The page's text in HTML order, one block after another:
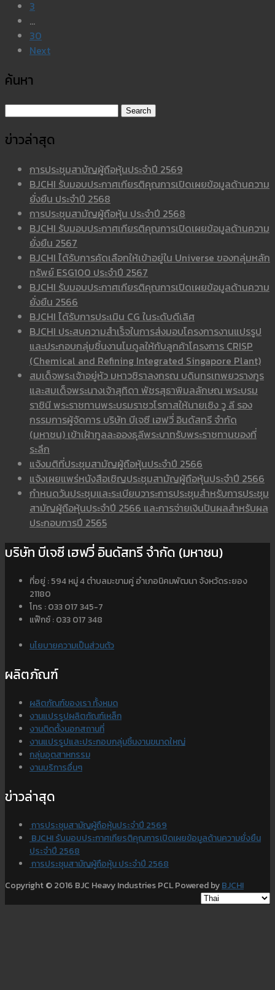
3
…
30
Next
ค้นหา
Search for:
ข่าวล่าสุด
การประชุมสามัญผู้ถือหุ้นประจำปี 2569
BJCHI รับมอบประกาศเกียรติคุณการเปิดเผยข้อมูลด้านความ
ยั่งยืน ประจำปี 2568
การประชุมสามัญผู้ถือหุ้น ประจำปี 2568
BJCHI รับมอบประกาศเกียรติคุณการเปิดเผยข้อมูลด้านความ
ยั่งยืน 2567
BJCHI ได้รับการคัดเลือกให้เข้าอยู่ใน Universe ของกลุ่มหลัก
ทรัพย์ ESG100 ประจำปี 2567
BJCHI รับมอบประกาศเกียรติคุณการเปิดเผยข้อมูลด้านความ
ยั่งยืน 2566
BJCHI ได้รับการประเมิน CG ในระดับดีเลิศ
BJCHI ประสบความสำเร็จในการส่งมอบโครงการงานแปรรูป
และประกอบกลุ่มชิ้นงานโมดูลให้กับลูกค้าโครงการ CRISP
(Chemical and Refining Integrated Singapore Plant)
สมเด็จพระเจ้าอยู่หัว มหาวชิราลงกรณ บดินทรเทพยวรางกูร
และสมเด็จพระนางเจ้าสุทิดา พัชรสุธาพิมลลักษณ พระบรม
ราชินี พระราชทานพระบรมราชวโรกาสให้นายเซิง วู ลี รอง
กรรมการผู้จัดการ บริษัท บีเจซี เฮฟวี่ อินดัสทรี จำกัด
(มหาชน) เข้าเฝ้าทูลละอองธุลีพระบาทรับพระราชทานของที่
ระลึก
แจ้งมติที่ประชุมสามัญผู้ถือหุ้นประจำปี 2566
แจ้งเผยแพร่หนังสือเชิญประชุมสามัญผู้ถือหุ้นประจำปี 2566
กำหนดวันประชุมและระเบียบวาระการประชุมสำหรับการประชุม
สามัญผู้ถือหุ้นประจำปี 2566 และการจ่ายเงินปันผลสำหรับผล
ประกอบการปี 2565
บริษัท บีเจซี เฮฟวี่ อินดัสทรี จำกัด (มหาชน)
ที่อยู่ : 594 หมู่ 4 ตำบลมะขามคู่ อำเภอนิคมพัฒนา จังหวัดระยอง
21180
โทร : 033 017 345-7
แฟ๊กซ์ : 033 017 348
นโยบายความเป็นส่วนตัว
ผลิตภัณฑ์
ผลิตภัณฑ์ของเรา ทั้งหมด
งานแปรรูปผลิตภัณฑ์เหล็ก
งานติดตั้งนอกสถานที่
งานแปรรูปและประกอบกลุ่มชิ้นงานขนาดใหญ่
กลุ่มอุตสาหกรรม
งานบริการอื่นๆ
ข่าวล่าสุด
การประชุมสามัญผู้ถือหุ้นประจำปี 2569
BJCHI รับมอบประกาศเกียรติคุณการเปิดเผยข้อมูลด้านความยั่งยืน
ประจำปี 2568
การประชุมสามัญผู้ถือหุ้น ประจำปี 2568
Copyright © 2016 BJC Heavy Industries PCL Powered byBJCHI